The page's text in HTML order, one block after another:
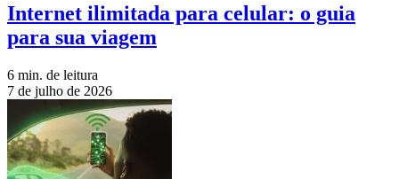
Internet ilimitada para celular: o guia
para sua viagem
6 min. de leitura
7 de julho de 2026